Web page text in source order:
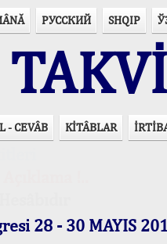
РУССКИЙ SHQIP
- CEVÂB KİTÂBLAR
28 - 30 MAYIS